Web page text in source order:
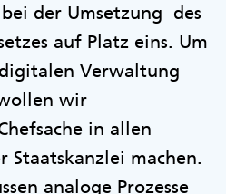
der Umsetzung des
auf Platz eins. Um
Verwaltung
wir
in allen
Staatskanzlei machen.
analoge Prozesse